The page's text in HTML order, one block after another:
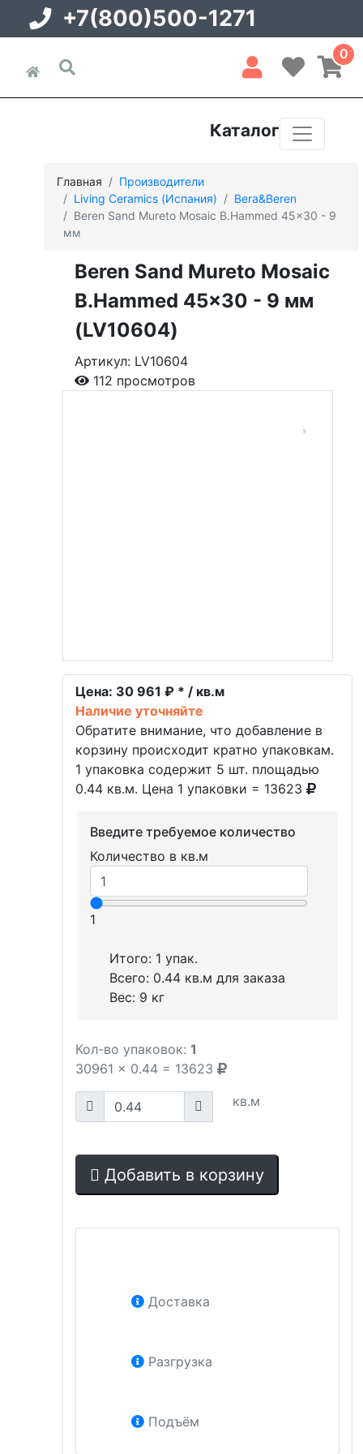
+7(800)500-1271
0
Каталог
Главная
Производители
Living Ceramics (Испания)
Bera&Beren
Beren Sand Mureto Mosaic B.Hammed 45x30 - 9
мм
Beren Sand Mureto Mosaic
B.Hammed 45x30 - 9 мм
(LV10604)
Артикул: LV10604
112 просмотров
Цена: 30 961 ₽ * / кв.м
Наличие уточняйте
Обратите внимание, что добавление в
корзину происходит кратно упаковкам.
1 упаковка содержит 5 шт. площадью
0.44 кв.м. Цена 1 упаковки = 13623
Введите требуемое количество
Количество в кв.м
1
Итого: 1 упак.
Всего: 0.44 кв.м для заказа
Вес: 9 кг
Кол-во упаковок: 1
30961 x 0.44 = 13623
кв.м
Добавить в корзину
Доставка
Разгрузка
Подъём